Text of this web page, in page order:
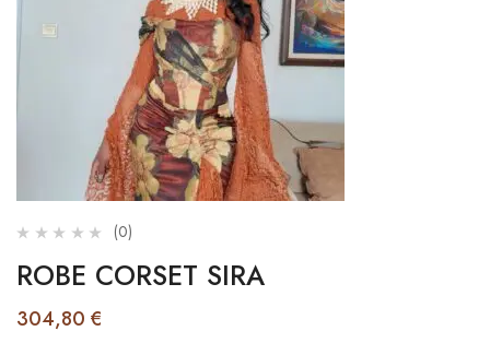
(0)
ROBE CORSET SIRA
304,80 €